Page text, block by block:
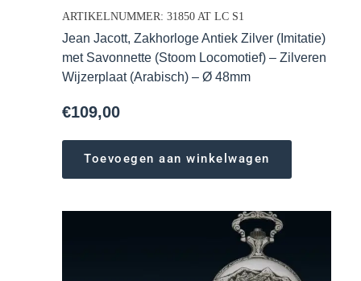
ARTIKELNUMMER: 31850 AT LC S1
Jean Jacott, Zakhorloge Antiek Zilver (Imitatie)
met Savonnette (Stoom Locomotief) – Zilveren
Wijzerplaat (Arabisch) – Ø 48mm
€109,00
Toevoegen aan winkelwagen